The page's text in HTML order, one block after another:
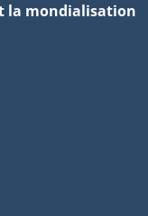
la mondialisation